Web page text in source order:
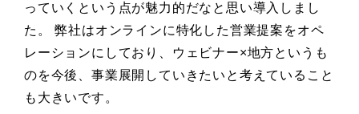
っていくという点が魅力的だなと思い導入しまし
た。 弊社はオンラインに特化した営業提案をオペ
レーションにしており、ウェビナー×地方というも
のを今後、事業展開していきたいと考えていること
も大きいです。